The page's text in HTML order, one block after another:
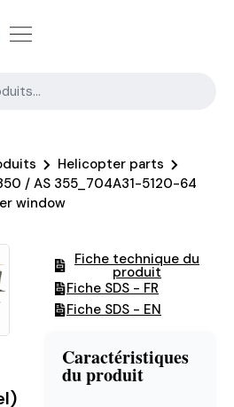
Helicopter parts
/ AS 355_704A31-5120-64
window
Fiche technique du
produit
Fiche SDS - FR
Fiche SDS - EN
Caractéristiques
du produit